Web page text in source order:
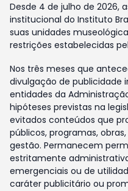
Desde 4 de julho de 2026,
institucional do Instituto
suas unidades
restrições estabelecidas
Nos três meses que
divulgação de publicidade
entidades da
hipóteses previstas na
evitados conteúdos que
públicos, programas,
gestão. Permanecem
estritamente
emergenciais ou de
caráter publicitário ou